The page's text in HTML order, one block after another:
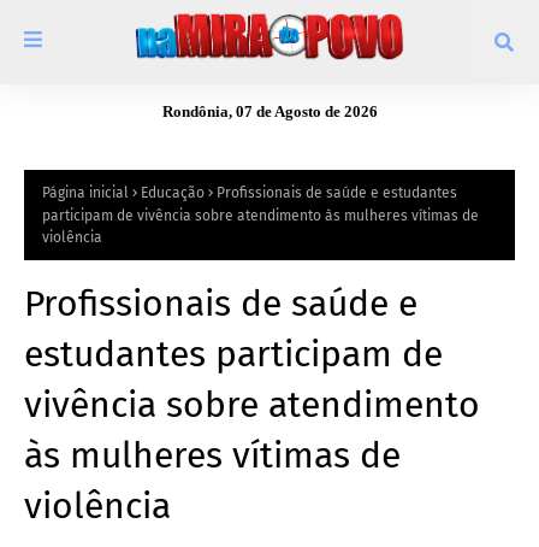
Rondônia, 07 de Agosto de 2026
Página inicial Educação
Profissionais de saúde e estudantes
participam de vivência sobre atendimento às mulheres vítimas de
violência
Profissionais de saúde e
estudantes participam de
vivência sobre atendimento
às mulheres vítimas de
violência